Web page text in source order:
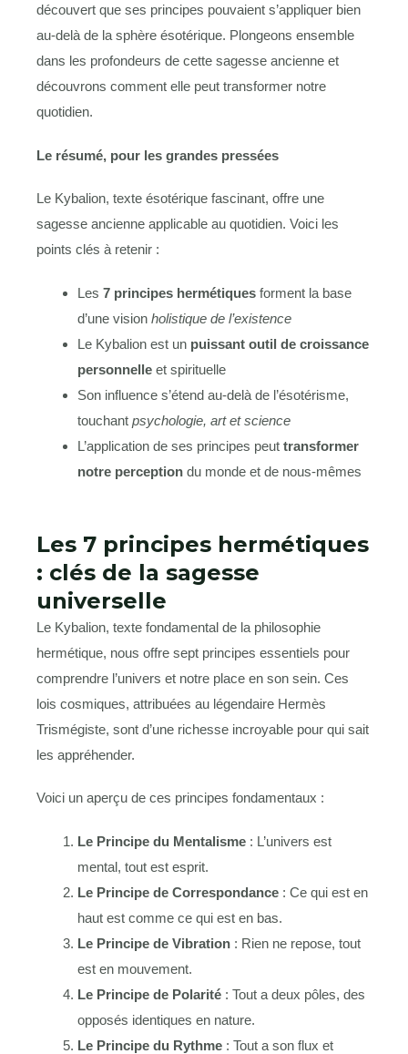
découvert que ses principes pouvaient s’appliquer bien
au-delà de la sphère ésotérique. Plongeons ensemble
dans les profondeurs de cette sagesse ancienne et
découvrons comment elle peut transformer notre
quotidien.
Le résumé, pour les grandes pressées
Le Kybalion, texte ésotérique fascinant, offre une
sagesse ancienne applicable au quotidien. Voici les
points clés à retenir :
Les 7 principes hermétiques forment la base
d’une vision holistique de l’existence
Le Kybalion est un puissant outil de croissance
personnelle et spirituelle
Son influence s’étend au-delà de l’ésotérisme,
touchant psychologie, art et science
L’application de ses principes peut transformer
notre perception du monde et de nous-mêmes
Les 7 principes hermétiques
: clés de la sagesse
universelle
Le Kybalion, texte fondamental de la philosophie
hermétique, nous offre sept principes essentiels pour
comprendre l’univers et notre place en son sein. Ces
lois cosmiques, attribuées au légendaire Hermès
Trismégiste, sont d’une richesse incroyable pour qui sait
les appréhender.
Voici un aperçu de ces principes fondamentaux :
Le Principe du Mentalisme : L’univers est
mental, tout est esprit.
Le Principe de Correspondance : Ce qui est en
haut est comme ce qui est en bas.
Le Principe de Vibration : Rien ne repose, tout
est en mouvement.
Le Principe de Polarité : Tout a deux pôles, des
opposés identiques en nature.
Le Principe du Rythme : Tout a son flux et